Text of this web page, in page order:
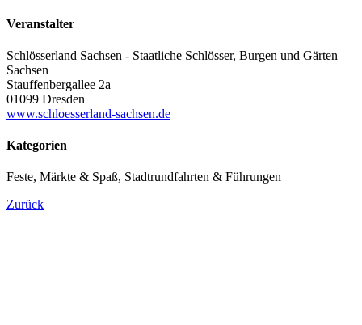
Veranstalter
Schlösserland Sachsen - Staatliche Schlösser, Burgen und Gärten
Sachsen
Stauffenbergallee 2a
01099 Dresden
www.schloesserland-sachsen.de
Kategorien
Feste, Märkte & Spaß, Stadtrundfahrten & Führungen
Zurück